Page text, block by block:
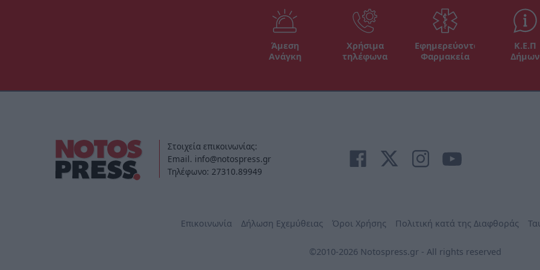
Άμεση
Ανάγκη
Χρήσιμα
τηλέφωνα
Εφημερεύοντα
Φαρμακεία
Κ.Ε.Π
Δήμων
Στοιχεία επικοινωνίας:
Email. info@notospress.gr
Τηλέφωνο: 27310.89949
Επικοινωνία Δήλωση Εχεμύθειας Όροι Χρήσης Πολιτική κατά της Διαφθοράς
©2010-2026 Notospress.gr - All rights reserved